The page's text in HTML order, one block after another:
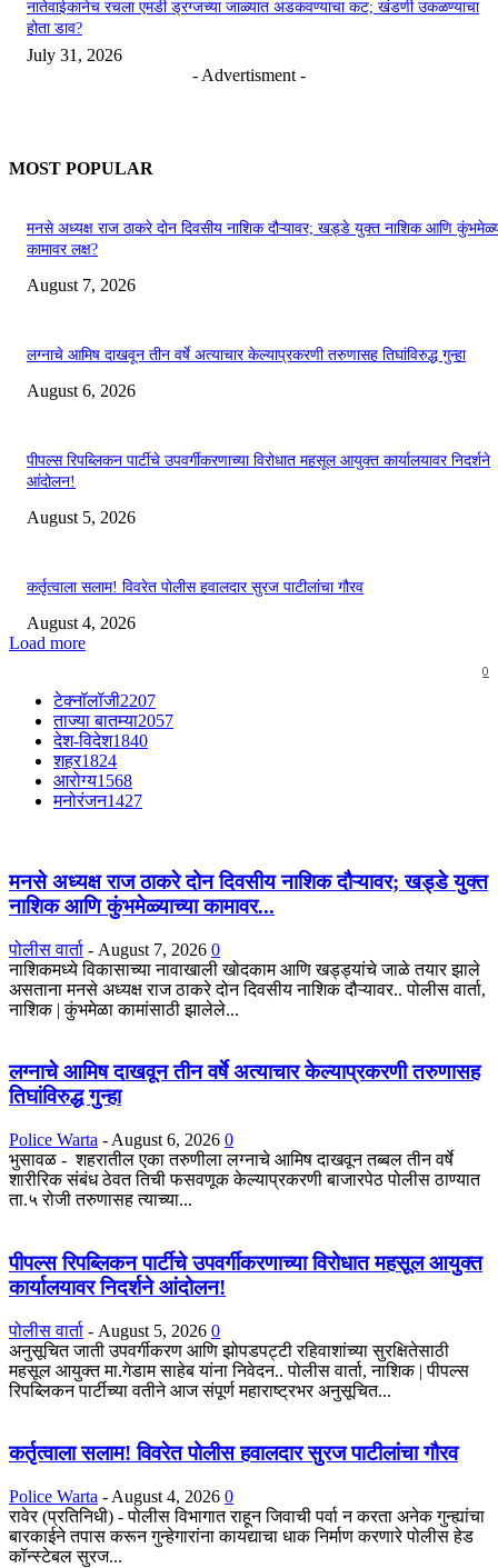
नातेवाईकानेच रचला एमडी ड्रग्जच्या जाळ्यात अडकवण्याचा कट; खंडणी उकळण्याचा
होता डाव?
July 31, 2026
- Advertisment -
MOST POPULAR
मनसे अध्यक्ष राज ठाकरे दोन दिवसीय नाशिक दौऱ्यावर; खड्डे युक्त नाशिक आणि
कामावर लक्ष?
August 7, 2026
लग्नाचे आमिष दाखवून तीन वर्षे अत्याचार केल्याप्रकरणी तरुणासह तिघांविरुद्ध गुन्हा
August 6, 2026
पीपल्स रिपब्लिकन पार्टीचे उपवर्गीकरणाच्या विरोधात महसूल आयुक्त कार्यालयावर निदर्शने
आंदोलन!
August 5, 2026
कर्तृत्वाला सलाम! विवरेत पोलीस हवालदार सुरज पाटीलांचा गौरव
August 4, 2026
Load more
0
टेक्नॉलॉजी2207
ताज्या बातम्या2057
देश-विदेश1840
शहर1824
आरोग्य1568
मनोरंजन1427
मनसे अध्यक्ष राज ठाकरे दोन दिवसीय नाशिक दौऱ्यावर; खड्डे युक्त
नाशिक आणि कुंभमेळ्याच्या कामावर...
पोलीस वार्ता - August 7, 2026 0
नाशिकमध्ये विकासाच्या नावाखाली खोदकाम आणि खड्ड्यांचे जाळे तयार झाले
असताना मनसे अध्यक्ष राज ठाकरे दोन दिवसीय नाशिक दौऱ्यावर.. पोलीस वार्ता,
नाशिक | कुंभमेळा कामांसाठी झालेले...
लग्नाचे आमिष दाखवून तीन वर्षे अत्याचार केल्याप्रकरणी तरुणासह
तिघांविरुद्ध गुन्हा
Police Warta - August 6, 2026 0
भुसावळ - शहरातील एका तरुणीला लग्नाचे आमिष दाखवून तब्बल तीन वर्षे
शारीरिक संबंध ठेवत तिची फसवणूक केल्याप्रकरणी बाजारपेठ पोलीस ठाण्यात
ता.५ रोजी तरुणासह त्याच्या...
पीपल्स रिपब्लिकन पार्टीचे उपवर्गीकरणाच्या विरोधात महसूल आयुक्त
कार्यालयावर निदर्शने आंदोलन!
पोलीस वार्ता - August 5, 2026 0
अनुसूचित जाती उपवर्गीकरण आणि झोपडपट्टी रहिवाशांच्या सुरक्षितेसाठी
महसूल आयुक्त मा.गेडाम साहेब यांना निवेदन.. पोलीस वार्ता, नाशिक | पीपल्स
रिपब्लिकन पार्टीच्या वतीने आज संपूर्ण महाराष्ट्रभर अनुसूचित...
कर्तृत्वाला सलाम! विवरेत पोलीस हवालदार सुरज पाटीलांचा गौरव
Police Warta - August 4, 2026 0
रावेर (प्रतिनिधी) - पोलीस विभागात राहून जिवाची पर्वा न करता अनेक गुन्ह्यांचा
बारकाईने तपास करून गुन्हेगारांना कायद्याचा धाक निर्माण करणारे पोलीस हेड
कॉन्स्टेबल सुरज...